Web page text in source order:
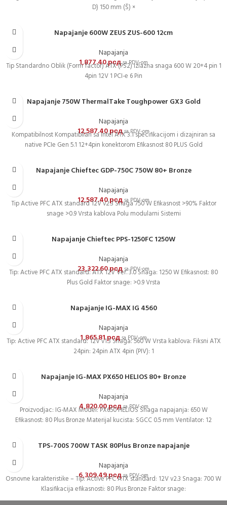
D) 150 mm (Š) ×
Napajanje 600W ZEUS ZUS-600 12cm
Napajanja
1,877.40рсдsa PDV-om
Tip Standardno Oblik (Form factor) ATX (PS2) Izlazna snaga 600 W 20+4 pin 1
4pin 12V 1 PCI-e 6 Pin
Napajanje 750W ThermalTake Toughpower GX3 Gold
Napajanja
12,587.40рсдsa PDV-om
Kompatibilnost Kompatibilan sa Intel ATX 3.1 specifikacijom i dizajniran sa
native PCIe Gen 5.1 12+4pin konektorom Efikasnost 80 PLUS Gold
Napajanje Chieftec GDP-750C 750W 80+ Bronze
Napajanja
12,587.40рсдsa PDV-om
Tip Active PFC ATX standard 12V v2.3 Snaga 750 W Efikasnost >90% Faktor
snage >0.9 Vrsta kablova Polu modularni Sistemi
Napajanje Chieftec PPS-1250FC 1250W
Napajanja
23,322.60рсдsa PDV-om
Tip: Active PFC ATX standard: ATX 12V Ver. 3.0 Snaga: 1250 W Efikasnost: 80
Plus Gold Faktor snage: >0.9 Vrsta
Napajanje IG-MAX IG 4560
Napajanja
1,865.81рсдsa PDV-om
Tip: Active PFC ATX standard: 12V v1.3 Snaga: 560 W Vrsta kablova: Fiksni ATX
24pin: 24pin ATX 4pin (PIV): 1
Napajanje IG-MAX PX650 HELIOS 80+ Bronze
Napajanja
4,820.00рсдsa PDV-om
Proizvodjac: IG-MAX Model: PX650 HELIOS Snaga napajanja: 650 W
Efikasnost: 80 Plus Bronze Materijal kucista: SGCC 0.5 mm Ventilator: 12
TPS-700S 700W TASK 80Plus Bronze napajanje
Napajanja
6,309.49рсдsa PDV-om
Osnovne karakteristike – Tip: Active PFC ATX standard: 12V v2.3 Snaga: 700 W
Klasifikacija efikasnosti: 80 Plus Bronze Faktor snage: